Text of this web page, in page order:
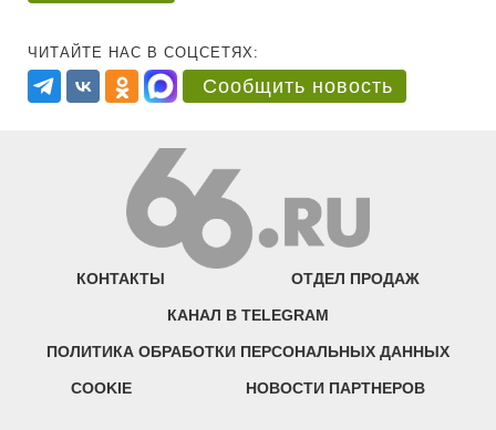
ЧИТАЙТЕ НАС В СОЦСЕТЯХ:
Сообщить новость
КОНТАКТЫ ОТДЕЛ ПРОДАЖ
КАНАЛ В TELEGRAM
ПОЛИТИКА ОБРАБОТКИ ПЕРСОНАЛЬНЫХ ДАННЫХ
COOKIE НОВОСТИ ПАРТНЕРОВ